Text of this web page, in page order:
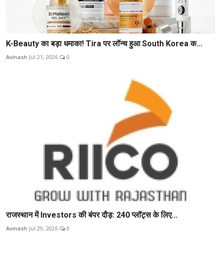
K-Beauty का बड़ा धमाका! Tira पर लॉन्च हुआ South Korea क...
Avinash Jul 21, 2026 0
राजस्थान में Investors की बंपर दौड़: 240 प्लॉट्स के लिए...
Avinash Jul 29, 2026 0